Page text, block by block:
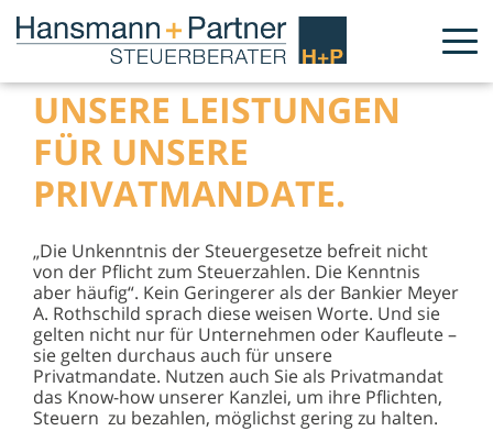
UNSERE LEISTUNGEN
FÜR UNSERE
PRIVATMANDATE.
„Die Unkenntnis der Steuergesetze befreit nicht
von der Pflicht zum Steuerzahlen. Die Kenntnis
aber häufig“. Kein Geringerer als der Bankier Meyer
A. Rothschild sprach diese weisen Worte. Und sie
gelten nicht nur für Unternehmen oder Kaufleute –
sie gelten durchaus auch für unsere
Privatmandate. Nutzen auch Sie als Privatmandat
das Know-how unserer Kanzlei, um ihre Pflichten,
Steuern zu bezahlen, möglichst gering zu halten.